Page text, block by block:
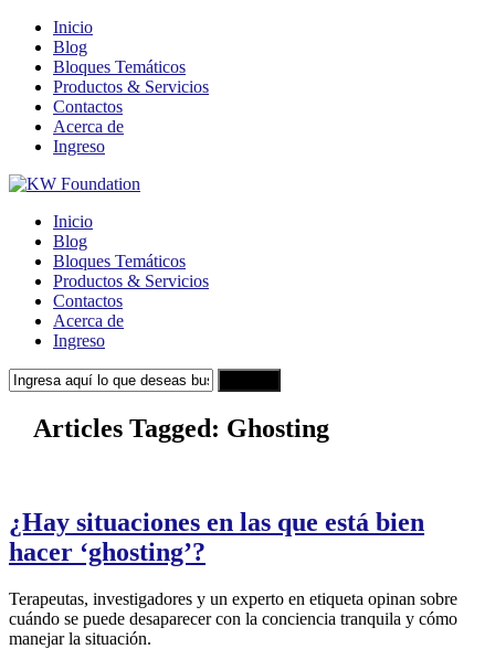
Inicio
Blog
Bloques Temáticos
Productos & Servicios
Contactos
Acerca de
Ingreso
Inicio
Blog
Bloques Temáticos
Productos & Servicios
Contactos
Acerca de
Ingreso
Articles Tagged: Ghosting
¿Hay situaciones en las que está bien
hacer ‘ghosting’?
Terapeutas, investigadores y un experto en etiqueta opinan sobre
cuándo se puede desaparecer con la conciencia tranquila y cómo
manejar la situación.